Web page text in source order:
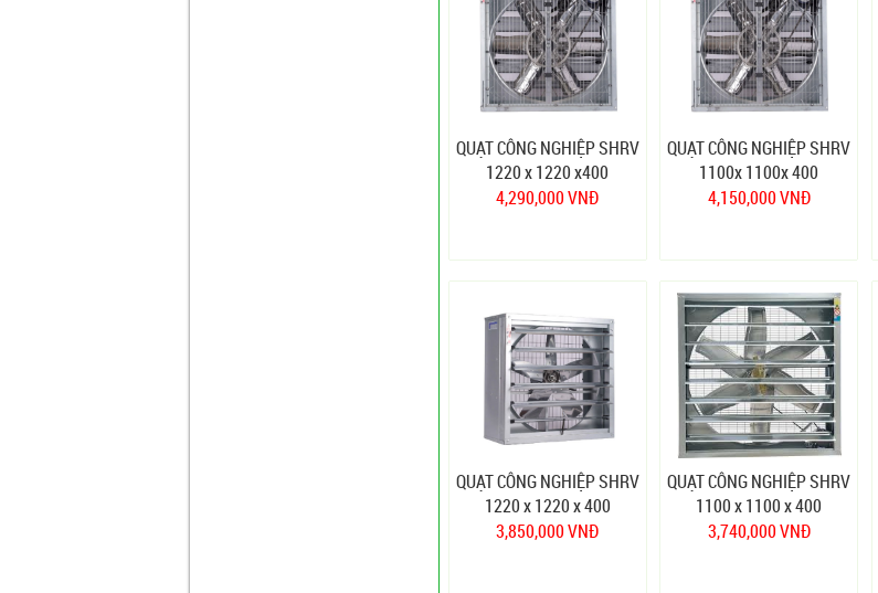
QUẠT CÔNG NGHIỆP SHRV
1220 x 1220 x400
4,290,000 VNĐ
QUẠT CÔNG NGHIỆP SHRV
1100x 1100x 400
4,150,000 VNĐ
QUẠT CÔNG NGHIỆP SHRV
1220 x 1220 x 400
3,850,000 VNĐ
QUẠT CÔNG NGHIỆP SHRV
1100 x 1100 x 400
3,740,000 VNĐ